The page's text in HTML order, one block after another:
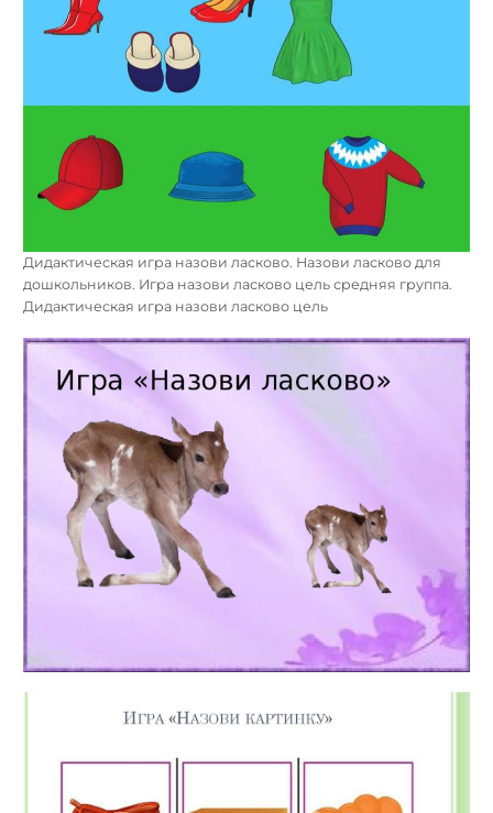
Дидактическая игра назови ласково. Назови ласково для
дошкольников. Игра назови ласково цель средняя группа.
Дидактическая игра назови ласково цель